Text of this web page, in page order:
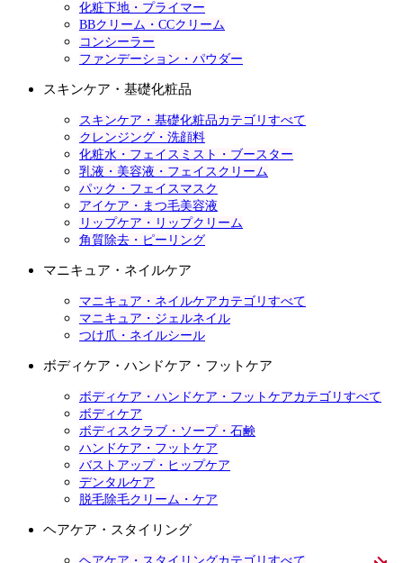
化粧下地・プライマー
BBクリーム・CCクリーム
コンシーラー
ファンデーション・パウダー
スキンケア・基礎化粧品
スキンケア・基礎化粧品カテゴリすべて
クレンジング・洗顔料
化粧水・フェイスミスト・ブースター
乳液・美容液・フェイスクリーム
パック・フェイスマスク
アイケア・まつ毛美容液
リップケア・リップクリーム
角質除去・ピーリング
マニキュア・ネイルケア
マニキュア・ネイルケアカテゴリすべて
マニキュア・ジェルネイル
つけ爪・ネイルシール
ボディケア・ハンドケア・フットケア
ボディケア・ハンドケア・フットケアカテゴリすべて
ボディケア
ボディスクラブ・ソープ・石鹸
ハンドケア・フットケア
バストアップ・ヒップケア
デンタルケア
脱毛除毛クリーム・ケア
ヘアケア・スタイリング